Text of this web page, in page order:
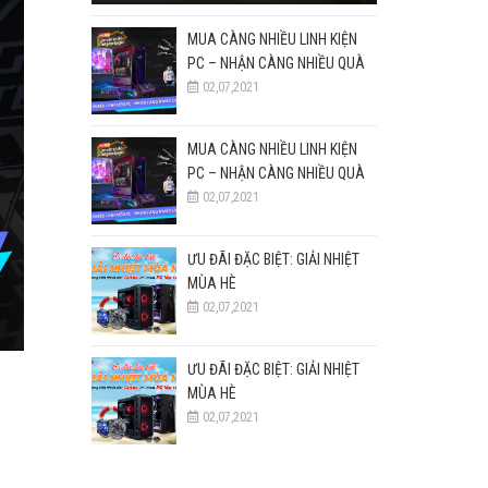
MUA CÀNG NHIỀU LINH KIỆN
PC – NHẬN CÀNG NHIỀU QUÀ
TẶNG ROG
02,07,2021
MUA CÀNG NHIỀU LINH KIỆN
PC – NHẬN CÀNG NHIỀU QUÀ
TẶNG ROG
02,07,2021
ƯU ĐÃI ĐẶC BIỆT: GIẢI NHIỆT
MÙA HÈ
02,07,2021
ƯU ĐÃI ĐẶC BIỆT: GIẢI NHIỆT
MÙA HÈ
02,07,2021